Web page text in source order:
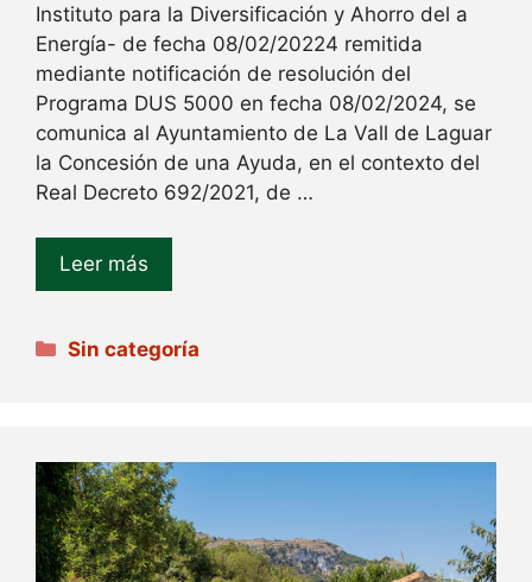
Instituto para la Diversificación y Ahorro del a
Energía- de fecha 08/02/20224 remitida
mediante notificación de resolución del
Programa DUS 5000 en fecha 08/02/2024, se
comunica al Ayuntamiento de La Vall de Laguar
la Concesión de una Ayuda, en el contexto del
Real Decreto 692/2021, de …
Leer más
Categorías
Sin categoría